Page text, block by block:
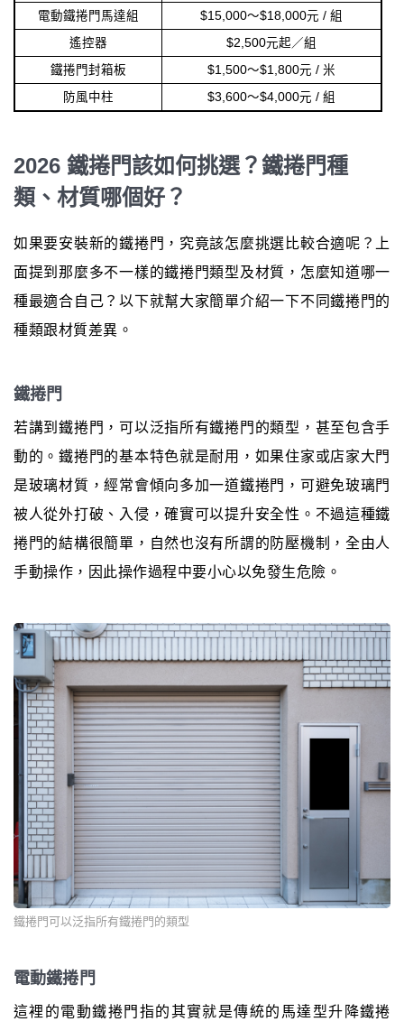
電動鐵捲門馬達組
$15,000～$18,000元 / 組
遙控器
$2,500元起／組
鐵捲門封箱板
$1,500～$1,800元 / 米
防風中柱
$3,600～$4,000元 / 組
2026 鐵捲門該如何挑選？鐵捲門種
類、材質哪個好？
如果要安裝新的鐵捲門，究竟該怎麼挑選比較合適呢？上
面提到那麼多不一樣的鐵捲門類型及材質，怎麼知道哪一
種最適合自己？以下就幫大家簡單介紹一下不同鐵捲門的
種類跟材質差異。
鐵捲門
若講到鐵捲門，可以泛指所有鐵捲門的類型，甚至包含手
動的。鐵捲門的基本特色就是耐用，如果住家或店家大門
是玻璃材質，經常會傾向多加一道鐵捲門，可避免玻璃門
被人從外打破、入侵，確實可以提升安全性。不過這種鐵
捲門的結構很簡單，自然也沒有所謂的防壓機制，全由人
手動操作，因此操作過程中要小心以免發生危險。
鐵捲門可以泛指所有鐵捲門的類型
電動鐵捲門
這裡的電動鐵捲門指的其實就是傳統的馬達型升降鐵捲